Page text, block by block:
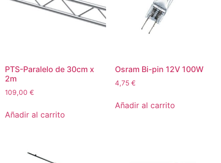
PTS-Paralelo de 30cm x
2m
109,00 €
Añadir al carrito
Osram Bi-pin 12V 100W
4,75 €
Añadir al carrito